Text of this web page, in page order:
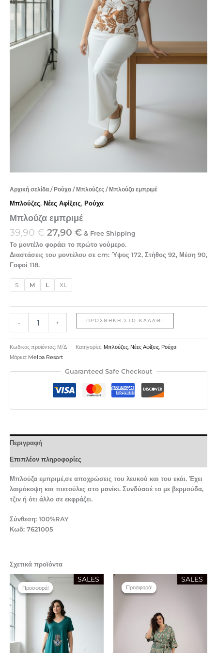
Αρχική σελίδα / Ρούχα / Μπλούζες / Μπλούζα εμπριμέ
Μπλούζες, Νέες Αφίξεις, Ρούχα
Μπλούζα εμπριμέ
39,90€ 27,90 € & Free Shipping
Το μοντέλο φοράει το πρώτο νούμερο.
Διαστάσεις του μοντέλου σε cm: Ύψος 172, Στήθος 92, Μέση 90,
Γοφοί 118.
S M L XL
- + ΠΡΟΣΘΉΚΗ ΣΤΟ ΚΑΛΆΘΙ
Κωδικός προϊόντος: Μ/Δ Κατηγορίες: Μπλούζες Νέες Αφίξεις Ρούχα
Μάρκα: Melba Resort
Guaranteed Safe Checkout
Περιγραφή
Επιπλέον πληροφορίες
Μπλούζα εμπριμέ,σε αποχρώσεις του λευκού και του εκάι. Έχει
λαιμόκοψη και πιετούλες στο μανίκι. Συνδύασέ το με βερμούδα,
τζιν ή ότι άλλο σε εκφράζει.
Σύνθεση: 100%RAY
Κωδ: 7621005
Σχετικά προϊόντα
Προσφορά!
SALES
Προσφορά!
OriginalΗ
τρέχουσα
Προσφορά!
SALES
Προσφορά!
OriginalΗ
τρέχουσα